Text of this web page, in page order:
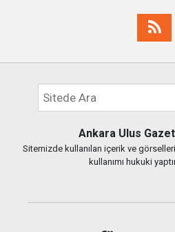
Ankara Ulus
Sitemizde kullanılan içerik ve
kullanımı hukuki